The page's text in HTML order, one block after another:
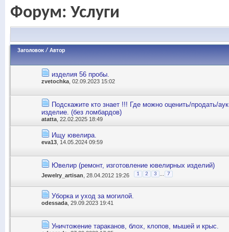
Форум: Услуги
Заголовок / Автор
изделия 56 пробы.
zvetochka , 02.09.2023 15:02
Подскажите кто знает !!! Где можно оценить/продать/
изделие. (без ломбардов)
atatta, 22.02.2025 18:49
Ищу ювелира.
eva13 , 14.05.2024 09:59
Ювелир (ремонт, изготовление ювелирных изделий)
Jewelry_artisan , 28.04.2012 19:26 1 2 3 7
Уборка и уход за могилой.
odessada , 29.09.2023 19:41
Уничтожение тараканов, блох, клопов, мышей и крыс.